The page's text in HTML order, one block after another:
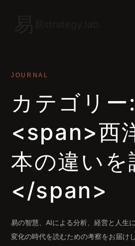
JOURNAL
カテゴリー:
<span>西
本の違いを
</span>
易の智慧、AIによる分析、経営と人生に
変化の時代を読むための考察をお届けし